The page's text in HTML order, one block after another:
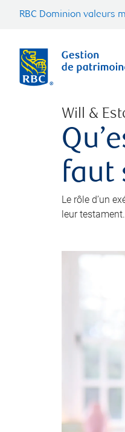
RBC Dominion valeurs
Will &
faut
Le rôle d’un
leur testament.